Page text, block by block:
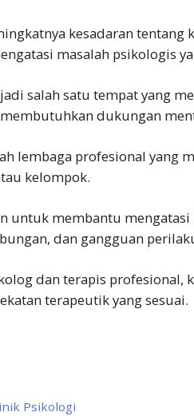
kesadaran
masalah psikologis
salah satu tempat yang
dukungan
lembaga profesional yang
kelompok.
untuk membantu
dan gangguan
dan terapis
terapeutik yang sesuai.
Psikologi